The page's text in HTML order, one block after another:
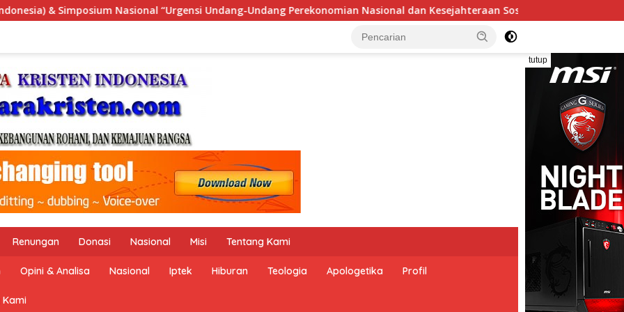
Undang Perekonomian Nasional dan Kesejahteraan Sosial dalam Menata Bangsa Menuju Indonesia Emas 2045”,
tutup
Renungan Donasi Nasional Misi Tentang Kami
Opini & Analisa Nasional Iptek Hiburan Teologia Apologetika Profil
Kami